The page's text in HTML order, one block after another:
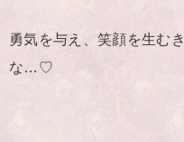
勇気を与え、笑顔を生む
な…♡